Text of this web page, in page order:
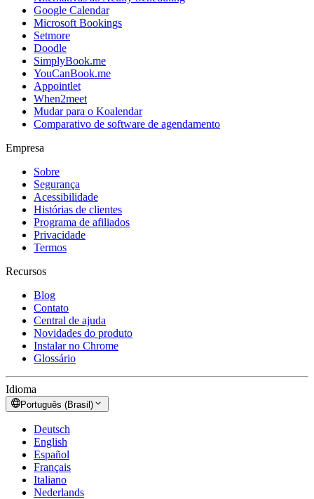
Google Calendar
Microsoft Bookings
Setmore
Doodle
SimplyBook.me
YouCanBook.me
Appointlet
When2meet
Mudar para o Koalendar
Comparativo de software de agendamento
Empresa
Sobre
Segurança
Acessibilidade
Histórias de clientes
Programa de afiliados
Privacidade
Termos
Recursos
Blog
Contato
Central de ajuda
Novidades do produto
Instalar no Chrome
Glossário
Idioma
Português (Brasil)
Deutsch
English
Español
Français
Italiano
Nederlands